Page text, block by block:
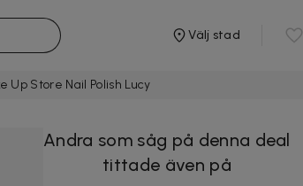
Välj stad
Up Store Nail Polish Lucy
Andra som såg på denna deal
tittade även på